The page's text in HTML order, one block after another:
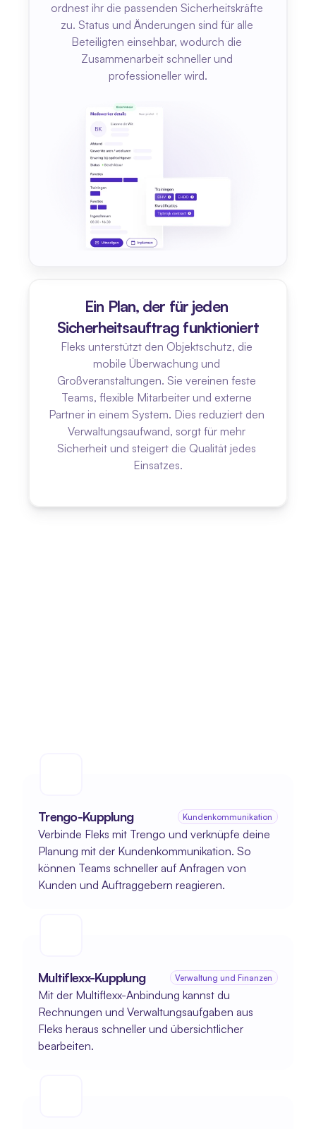
ordnest ihr die passenden Sicherheitskräfte
zu. Status und Änderungen sind für alle
Beteiligten einsehbar, wodurch die
Zusammenarbeit schneller und
professioneller wird.
Ein Plan, der für jeden
Sicherheitsauftrag funktioniert
Fleks unterstützt den Objektschutz, die
mobile Überwachung und
Großveranstaltungen. Sie vereinen feste
Teams, flexible Mitarbeiter und externe
Partner in einem System. Dies reduziert den
Verwaltungsaufwand, sorgt für mehr
Sicherheit und steigert die Qualität jedes
Einsatzes.
Trengo-Kupplung Kundenkommunikation
Verbinde Fleks mit Trengo und verknüpfe deine
Planung mit der Kundenkommunikation. So
können Teams schneller auf Anfragen von
Kunden und Auftraggebern reagieren.
Multiflexx-Kupplung Verwaltung und Finanzen
Mit der Multiflexx-Anbindung kannst du
Rechnungen und Verwaltungsaufgaben aus
Fleks heraus schneller und übersichtlicher
bearbeiten.